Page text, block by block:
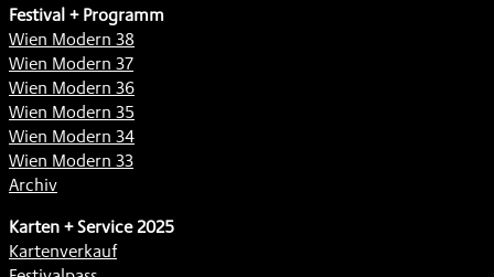
Festival + Programm
Wien Modern 38
Wien Modern 37
Wien Modern 36
Wien Modern 35
Wien Modern 34
Wien Modern 33
Archiv
Karten + Service 2025
Kartenverkauf